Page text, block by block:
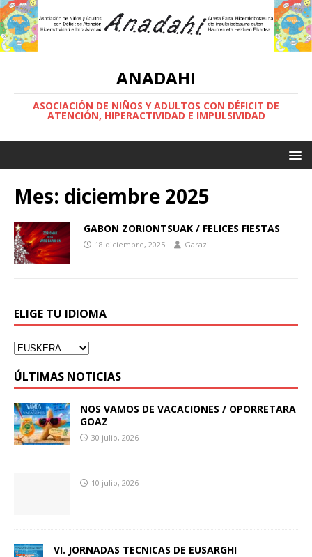
ANADAHI
ASOCIACIÓN DE NIÑOS Y ADULTOS CON DÉFICIT DE
ATENCIÓN, HIPERACTIVIDAD E IMPULSIVIDAD
Mes: diciembre 2025
GABON ZORIONTSUAK / FELICES FIESTAS
18 diciembre, 2025 Garazi
ELIGE TU IDIOMA
ÚLTIMAS NOTICIAS
NOS VAMOS DE VACACIONES / OPORRETARA
GOAZ
30 julio, 2026
10 julio, 2026
VI. JORNADAS TECNICAS DE EUSARGHI